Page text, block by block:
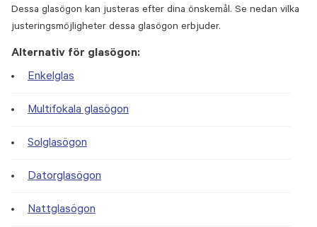
Dessa glasögon kan justeras efter dina önskemål. Se nedan vilka
justeringsmöjligheter dessa glasögon erbjuder.
Alternativ för glasögon:
Enkelglas
Multifokala glasögon
Solglasögon
Datorglasögon
Nattglasögon